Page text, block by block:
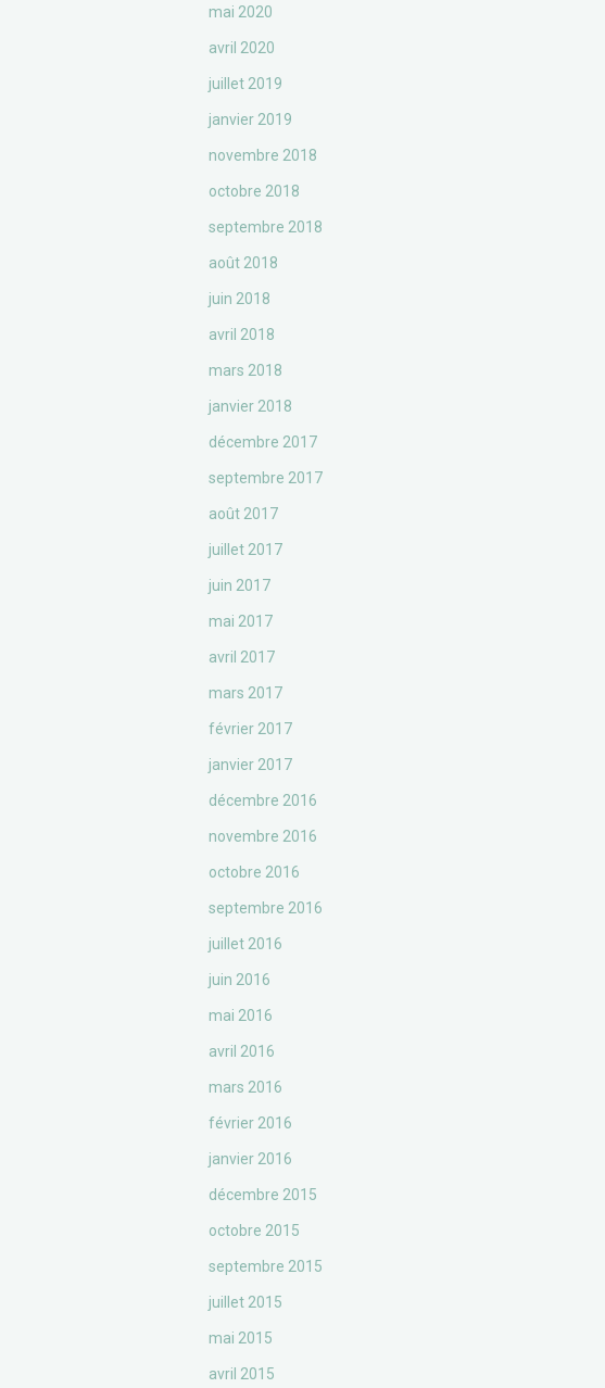
mai 2020
avril 2020
juillet 2019
janvier 2019
novembre 2018
octobre 2018
septembre 2018
août 2018
juin 2018
avril 2018
mars 2018
janvier 2018
décembre 2017
septembre 2017
août 2017
juillet 2017
juin 2017
mai 2017
avril 2017
mars 2017
février 2017
janvier 2017
décembre 2016
novembre 2016
octobre 2016
septembre 2016
juillet 2016
juin 2016
mai 2016
avril 2016
mars 2016
février 2016
janvier 2016
décembre 2015
octobre 2015
septembre 2015
juillet 2015
mai 2015
avril 2015